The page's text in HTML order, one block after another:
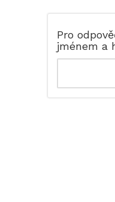
Pro
jménem a